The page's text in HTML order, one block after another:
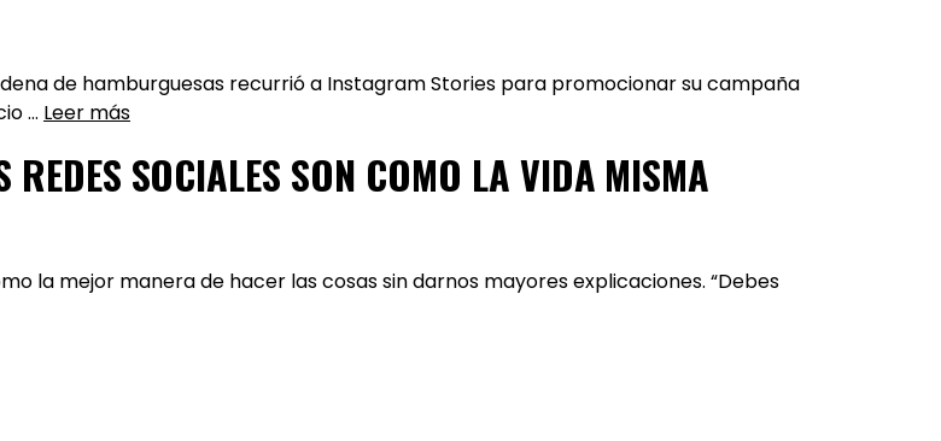
de hamburguesas recurrió a Instagram Stories para promocionar su campaña
… Leer más
SOCIALES SON COMO LA VIDA MISMA
la mejor manera de hacer las cosas sin darnos mayores explicaciones. “Debes